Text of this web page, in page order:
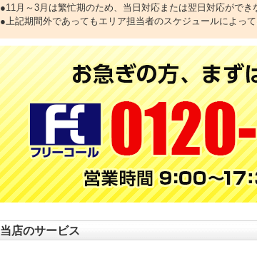
●11月～3月は繁忙期のため、当日対応または翌日対応ができ
●上記期間外であってもエリア担当者のスケジュールによっ
当店のサービス